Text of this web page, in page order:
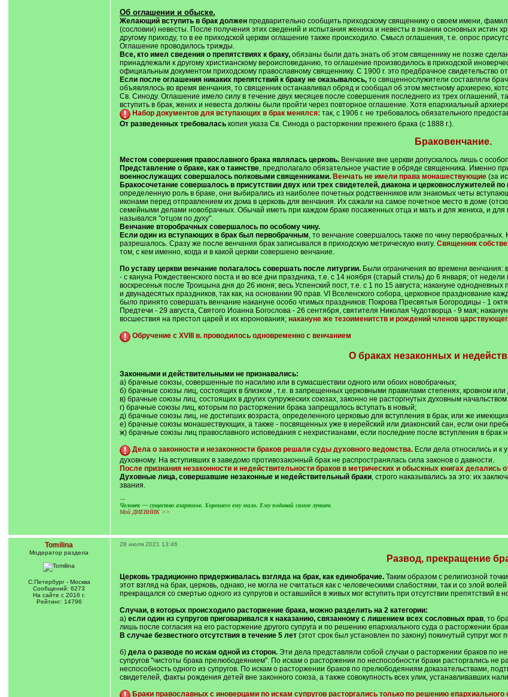
Об оглашении и обыске.
Желающий вступить в брак долженпредварительно сообщить приходскому священнику о своем имени,
(сословии) невесты. После получения этих сведений и испытания жениха и невесты в знании основных истин
другому приходу, то в ее приходской церкви оглашение также происходило. Смысл оглашения, т.е. опрос
Оглашение проводилось трижды.
Все, кто имел сведения о препятствиях к браку,обязаны были дать знать об этом священнику не позже
принадлежали к другому христианскому вероисповеданию, то оглашение производилось в приходской
официальным документом приходскому православному священнику. С 1900 г. это предбрачное свидетельство
Если после оглашения никаких препятствий к браку не оказывалось,то священнослужители составляли
объявлялось во время венчания, то священник останавливал обряд и сообщал об этом местному архиерею,
Св. Синоду. Оглашение имело силу в течение двух месяцев после совершения последнего из трех оглашений,
вступить в брак, жених и невеста должны были пройти через повторное оглашение. Хотя епархиальный
Набор документов для вступающих в брак менялся: так, с 1906 г. не требовалось обязательного
От разведенных требоваласькопия указа Св. Синода о расторжении прежнего брака (с 1888 г.).
Браковенчание.
Местом совершения православного брака являлась церковь.Венчание вне церкви допускалось лишь с
Представление о браке, как о таинстве, предполагало обязательное участие в обряде священника. Именно
военнослужащих совершалось полковыми священниками. Венчать не имели права монашествующие(за
Бракосочетание совершалось в присутствии двух или трех свидетелей, диакона и церковнослужителей
определенную роль в браке, они выбирались из наиболее почетных родственников или знакомых четы
иконами перед отправлением их дома в церковь для венчания. Их сажали на самое почетное место в доме
семейными делами новобрачных. Обычай иметь при каждом браке посаженных отца и мать и для жениха, и
назывался "отцом по духу".
Венчание второбрачных совершалось по особому чину.
Если один из вступающих в брак был первобрачным, то венчание совершалось также по чину
разрешалось. Сразу же после венчания брак записывался в приходскую метрическую книгу. Священник
том, с кем именно, когда и в какой церкви совершено венчание.
По уставу церкви венчание полагалось совершать после литургии.Были ограничения во времени венчания:
- с кануна Рождественского поста и во все дни праздника, т.е. с 14 ноября (старый стиль) до 6 января; от
воскресенья после Троицына дня до 26 июня; весь Успенский пост, т.е. с 1 по 15 августа; накануне
и двунадесятых праздников, так как, на основании 90 прав. VI Вселенского собора, церковное празднование
было принято совершать венчание накануне особо чтимых праздников: Покрова Пресвятыя Богородицы - 1
Предтечи - 29 августа, Святого Иоанна Богослова - 26 сентября, святителя Николая Чудотворца - 9 мая;
восшествия на престол царей и их коронования; накануне же тезоименитств и рождений членов
Обручение с XVIII в. проводилось одновременно с венчанием
О браках незаконных и
Законными и действительными не признавались:
а) брачные союзы, совершенные по насилию или в сумасшествии одного или обоих новобрачных;
б) брачные союзы лиц, состоящих в близком , т.е. в запрещенных церковными правилами степенях, кровном или
в) брачные союзы лиц, состоящих в других супружеских союзах, законно не расторгнутых духовным
г) брачные союзы лиц, которым по расторжении брака запрещалось вступать в новый;
д) брачные союзы лиц, не достигших возраста, определенного церковью для вступления в брак, или же
е) брачные союзы монашествующих, а также - посвященных уже в иерейский или диаконский сан, если они
ж) брачные союзы лиц православного исповедания с нехристианами, если последние после вступления в брак
Дела о законности и незаконности браков решали суды духовного ведомства.Если дела относились и к
духовному. На вступивших в заведомо противозаконный брак не распространялась сила законов о давности.
После признания незаконности и недействительности браков в метрических и обыскных книгах делались
Духовные лица, совершавшие незаконные и недействительный браки, строго наказывались за это: их
звания.
---
Человек — существо азартное. Хорошего ему мало. Ему подавай самое лучшее.
Мой ДНЕВНИК >>
Tomilina
Модератор раздела
С.Петербург - Москва
Сообщений: 6273
На сайте с 2016 г.
Рейтинг: 14796
28 июля 2021 13:46
Развод, прекращение
Церковь традиционно придерживалась взгляда на брак, как единобрачие.Таким образом с религиозной
этот взгляд на брак, церковь, однако, не могла не считаться как с человеческими слабостями, так и со злой
прекращался со смертью одного из супругов и оставшийся в живых мог вступить при отсутствии препятствий в
Случаи, в которых происходило расторжение брака, можно разделить на 2 категории:
а) если один из супругов приговаривался к наказанию, связанному с лишением всех сословных прав, то
лишь после согласия на его расторжение другого супруга и по решению епархиального суда о расторжении
В случае безвестного отсутствия в течение 5 лет (этот срок был установлен по закону) покинутый супруг мог
б) дела о разводе по искам одной из сторон.Эти дела представляли собой случаи о расторжении браков по
супругов "чистоты брака прелюбодеянием". По искам о расторжении по неспособности браки расторгались
неспособность одного из супругов. По искам о расторжении браков по прелюбодеяниям доказательствами,
свидетелей, факты рождения детей вне законного союза, а также совокупность всех улик, устанавливавших
Браки православных с иноверцами по искам супругов расторгались только по решению